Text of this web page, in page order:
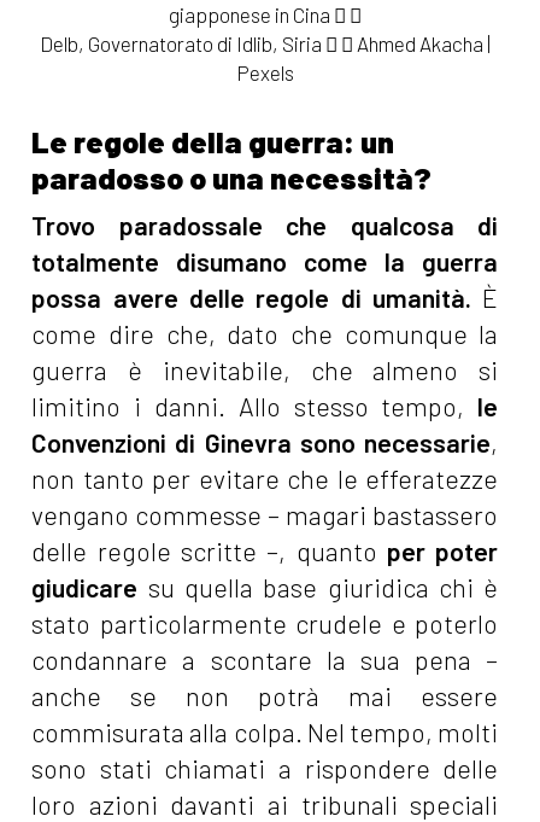
giapponese in Cina
Delb, Governatorato di Idlib, Siria
Ahmed Akacha |
Pexels
Le regole della guerra: un
paradosso o una necessità?
Trovo paradossale che qualcosa di
totalmente disumano come la guerra
possa avere delle regole di umanità. È
come dire che, dato che comunque la
guerra è inevitabile, che almeno si
limitino i danni. Allo stesso tempo, le
Convenzioni di Ginevra sono necessarie,
non tanto per evitare che le efferatezze
vengano commesse – magari bastassero
delle regole scritte –, quanto per poter
giudicare su quella base giuridica chi è
stato particolarmente crudele e poterlo
condannare a scontare la sua pena –
anche se non potrà mai essere
commisurata alla colpa. Nel tempo, molti
sono stati chiamati a rispondere delle
loro azioni davanti ai tribunali speciali